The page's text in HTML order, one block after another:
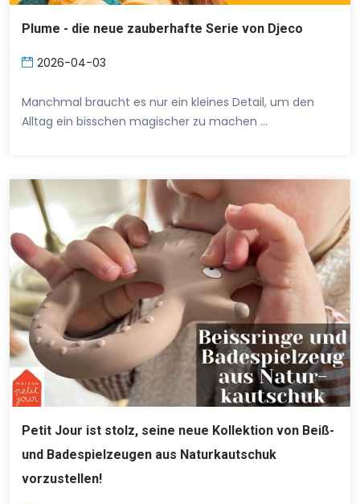
Plume - die neue zauberhafte Serie von Djeco
2026-04-03
Manchmal braucht es nur ein kleines Detail, um den
Alltag ein bisschen magischer zu machen …
Petit Jour ist stolz, seine neue Kollektion von Beiß-
und Badespielzeugen aus Naturkautschuk
vorzustellen!